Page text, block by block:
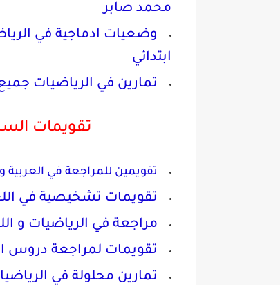
محمد صابر
وضعيات ادماجية في
ابتدائي
تمارين في الرياضيات جميع
تقويمات
تقويمين للمراجعة في العربية
تقويمات تشخيصية في
مراجعة في الرياضيات و
تقويمات لمراجعة دروس
تمارين محلولة في